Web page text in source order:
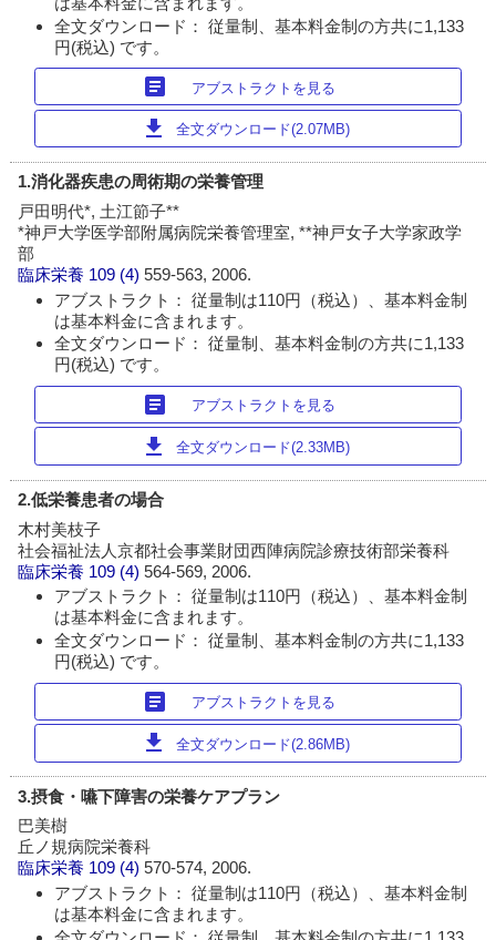
全文ダウンロード： 従量制、基本料金制の方共に1,133
円(税込) です。
article アブストラクトを見る
download 全文ダウンロード(2.07MB)
1.消化器疾患の周術期の栄養管理
戸田明代*, 土江節子**
*神戸大学医学部附属病院栄養管理室, **神戸女子大学家政学
部
臨床栄養 109 (4)559-563, 2006.
アブストラクト： 従量制は110円（税込）、基本料金制
は基本料金に含まれます。
全文ダウンロード： 従量制、基本料金制の方共に1,133
円(税込) です。
article アブストラクトを見る
download 全文ダウンロード(2.33MB)
2.低栄養患者の場合
木村美枝子
社会福祉法人京都社会事業財団西陣病院診療技術部栄養科
臨床栄養 109 (4)564-569, 2006.
アブストラクト： 従量制は110円（税込）、基本料金制
は基本料金に含まれます。
全文ダウンロード： 従量制、基本料金制の方共に1,133
円(税込) です。
article アブストラクトを見る
download 全文ダウンロード(2.86MB)
3.摂食・嚥下障害の栄養ケアプラン
巴美樹
丘ノ規病院栄養科
臨床栄養 109 (4)570-574, 2006.
アブストラクト： 従量制は110円（税込）、基本料金制
は基本料金に含まれます。